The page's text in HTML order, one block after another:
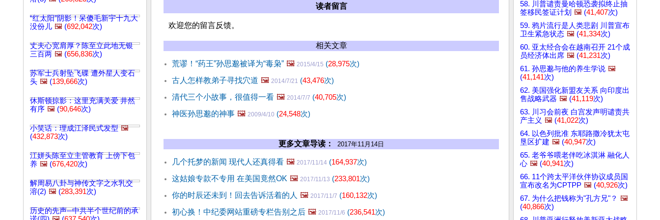
“红太阳”阴影！呆傻毛新宇十九大
没份儿 🖼️ (692,042次)
丈夫心宽肩厚？陈至立此地无银
三百两 🖼️ (656,836次)
苏军士兵射坠飞碟 遭外星人变石
头 🖼️ (139,666次)
休斯顿掠影：这里充满关爱 井然
有序 🖼️ (90,646次)
小笑话：理成江泽民式发型 🖼️
(432,873次)
江姘头陈至立主管教育 上傍下包
养 🖼️ (676,420次)
解周易八卦与神传文字之水乳交
溶(2) 🖼️ (283,391次)
历史的先声─中共半个世纪前的承
读者留言
欢迎您的留言反馈。
相关文章
荒谬！“药王”孙思邈被译为“毒枭” 🖼️ 2015/4/15 (28,975次)
古人怎样教弟子寻找穴道 🖼️ 2014/7/21 (43,476次)
清代三个小故事，很值得一看 🖼️ 2014/7/7 (40,705次)
神医孙思邈的神事 🖼️ 2009/4/10 (24,548次)
更多文章导读： 2017年11月14日
几个托梦的新闻 现代人还真得看 🖼️ 2017/11/14 (164,937次)
这姑娘专款不专用 在美国竟然OK 🖼️ 2017/11/13 (233,801次)
你的时辰还未到！回去告诉活着的人 🖼️ 2017/11/7 (160,132次)
初心换！中纪委网站重磅专栏告别之后 🖼️ 2017/11/6 (236,541次)
58. 川普谴责曼哈顿恐袭拟终止抽
签移民签证计划 🖼️ (41,407次)
59. 鸦片流行是人类悲剧 川普宣布
卫生紧急状态 🖼️ (41,334次)
60. 亚太经合会在越南召开 21个成
员经济体出席 🖼️ (41,231次)
61. 孙思邈与他的养生学说 🖼️
(41,141次)
62. 美国强化新盟友关系 向印度出
售战略武器 🖼️ (41,119次)
63. 川习会前夜 白宫发声明谴责共
产主义 🖼️ (41,022次)
64. 以色列批准 东耶路撒冷犹太屯
垦区扩建 🖼️ (40,947次)
65. 老爷爷喂老伴吃冰淇淋 融化人
心 🖼️ (40,941次)
66. 11个跨太平洋伙伴协议成员国
宣布改名为CPTPP 🖼️ (40,926次)
67. 为什么把钱称为"孔方兄"？ 🖼️
(40,866次)